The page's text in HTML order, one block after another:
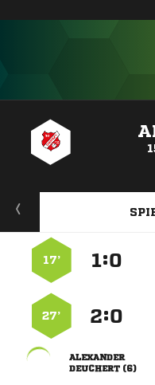
:
17’
:
27’

 